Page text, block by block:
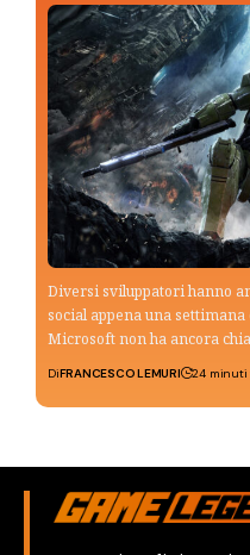
Diversi sviluppatori hanno
social appena una
Microsoft non ha ancora
DiFRANCESCO LEMURI 24 minuti